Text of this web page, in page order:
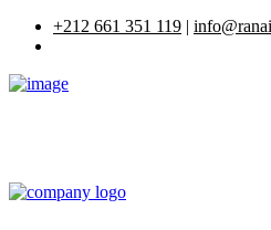
+212 661 351 119 |